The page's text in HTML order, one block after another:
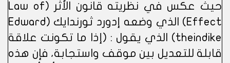
حيث عكس في نظريته قانون الأثر (Law of
Effect) الذي وضعه إدورد ثورندايك (Edward
theindike) الذي يقول : (إذا ما تكونت علاقة
قابلة للتعديل بين موقف واستجابة، فإن هذه